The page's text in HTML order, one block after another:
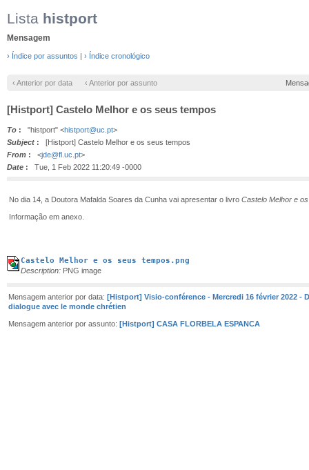
Lista histport
Mensagem
› Índice por assuntos | › Índice cronológico
‹ Anterior por data ‹ Anterior por assunto
[Histport] Castelo Melhor e os seus tempos
To : "histport" <histport@uc.pt>
Subject : [Histport] Castelo Melhor e os seus tempos
From : <jde@fl.uc.pt>
Date : Tue, 1 Feb 2022 11:20:49 -0000
No dia 14, a Doutora Mafalda Soares da Cunha vai apresentar o livro Castelo Melhor e
Informação em anexo.
Castelo Melhor e os seus tempos.png
Description: PNG image
Mensagem anterior por data: [Histport] Visio-conférence - Mercredi 16 février 2022 -
dialogue avec le monde chrétien
Mensagem anterior por assunto: [Histport] CASA FLORBELA ESPANCA